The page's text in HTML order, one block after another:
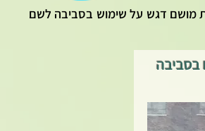
מושם דגש על שימוש בסביבה לשם
בסביבה